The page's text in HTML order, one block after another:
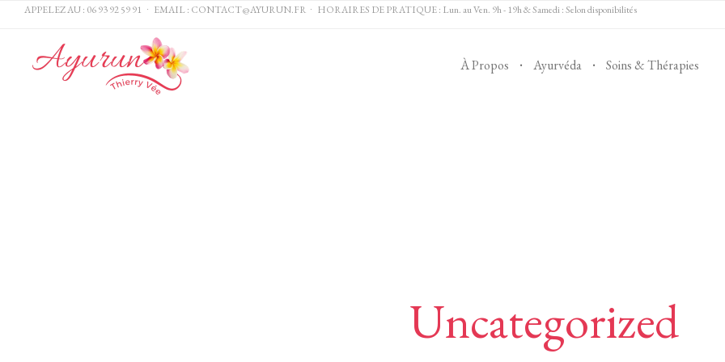
APPELEZ AU : 06 93 92 59 91 ∙ EMAIL : CONTACT@AYURUN.FR ∙ HORAIRES DE PRATIQUE : Lun. au Ven. 9h - 19h & Samedi : Selon disponibilités
À Propos Ayurvéda Soins & Thérapies
Uncategorized